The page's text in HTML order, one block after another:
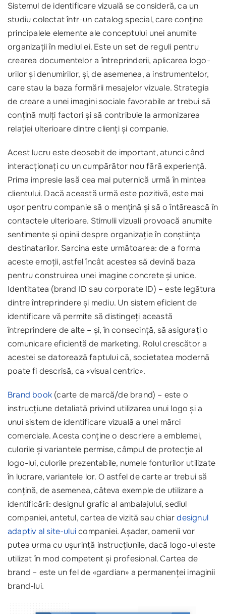
Sistemul de identificare vizuală se consideră, ca un
studiu colectat într-un catalog special, care conține
principalele elemente ale conceptului unei anumite
organizații în mediul ei. Este un set de reguli pentru
crearea documentelor a întreprinderii, aplicarea logo-
urilor și denumirilor, și, de asemenea, a instrumentelor,
care stau la baza formării mesajelor vizuale. Strategia
de creare a unei imagini sociale favorabile ar trebui să
conțină mulți factori și să contribuie la armonizarea
relației ulterioare dintre clienți și companie.
Acest lucru este deosebit de important, atunci când
interacționați cu un cumpărător nou fără experiență.
Prima impresie lasă cea mai puternică urmă în mintea
clientului. Dacă această urmă este pozitivă, este mai
ușor pentru companie să o mențină și să o întărească în
contactele ulterioare. Stimulii vizuali provoacă anumite
sentimente și opinii despre organizație în conștiința
destinatarilor. Sarcina este următoarea: de a forma
aceste emoții, astfel încât acestea să devină baza
pentru construirea unei imagine concrete și unice.
Identitatea (brand ID sau corporate ID) – este legătura
dintre întreprindere și mediu. Un sistem eficient de
identificare vă permite să distingeți această
întreprindere de alte – și, în consecință, să asigurați o
comunicare eficientă de marketing. Rolul crescător a
acestei se datorează faptului că, societatea modernă
poate fi descrisă, ca «visual centric».
Brand book (carte de marcă/de brand) – este o
instrucțiune detaliată privind utilizarea unui logo și a
unui sistem de identificare vizuală a unei mărci
comerciale. Acesta conține o descriere a emblemei,
culorile și variantele permise, câmpul de protecție al
logo-lui, culorile prezentabile, numele fonturilor utilizate
în lucrare, variantele lor. O astfel de carte ar trebui să
conțină, de asemenea, câteva exemple de utilizare a
identificării: designul grafic al ambalajului, sediul
companiei, antetul, cartea de vizită sau chiardesignul
adaptiv al site-uluicompaniei. Așadar, oamenii vor
putea urma cu ușurință instrucțiunile, dacă logo-ul este
utilizat în mod competent și profesional. Cartea de
brand – este un fel de «gardian» a permanenței imaginii
brand-lui.